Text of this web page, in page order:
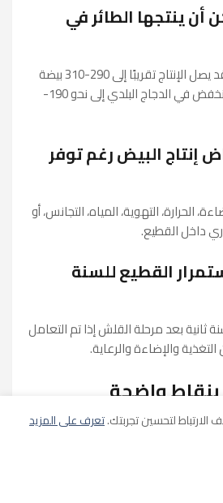
أن ينتجها الطائر في
في السلالات القياسية قد يصل الإنتاج تقريبًا إلى 290-310 بيضة
في السنة الأولى، بينما ينخفض في الدجاج البلدي إلى نحو 190-
إنتاج البيض رغم توفر
الحرارة، التهوية، المياه، التجانس، أو
داخل القطيع.
القطيع للسنة
ثانية بعد مرحلة القلش إذا تم التعامل
والإضاءة والرعاية.
واضحة
مشروع اقتصادي مهم إذا أُدير بشكل
هو أول خطوة ترفع فرص النجاح.
لتحسين تجربتك.تعرف على المزيد